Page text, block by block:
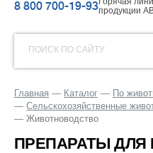
8 800 700-19-93продукции
ПОИСК ПО САЙТУ
Главная Каталог
По
Сельскохозяйственные
Животноводство
ПРЕПАРАТЫ ДЛЯ